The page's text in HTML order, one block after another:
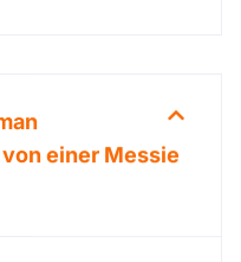
einer Messie